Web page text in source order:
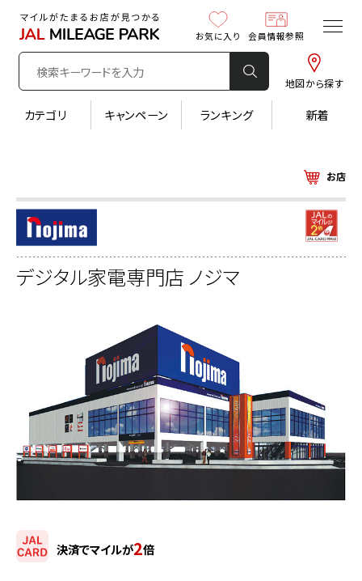
地図から探す
お気に入り 会員情報参照
カテゴリ キャンペーン ランキング 新着
お店
デジタル家電専門店 ノジマ
決済でマイルが2倍